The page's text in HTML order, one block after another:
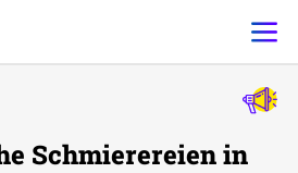
Schmierereien in